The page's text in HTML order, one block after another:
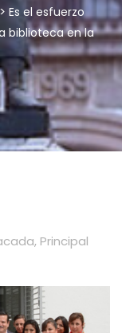
> Es el esfuerzo
biblioteca en la
, Principal